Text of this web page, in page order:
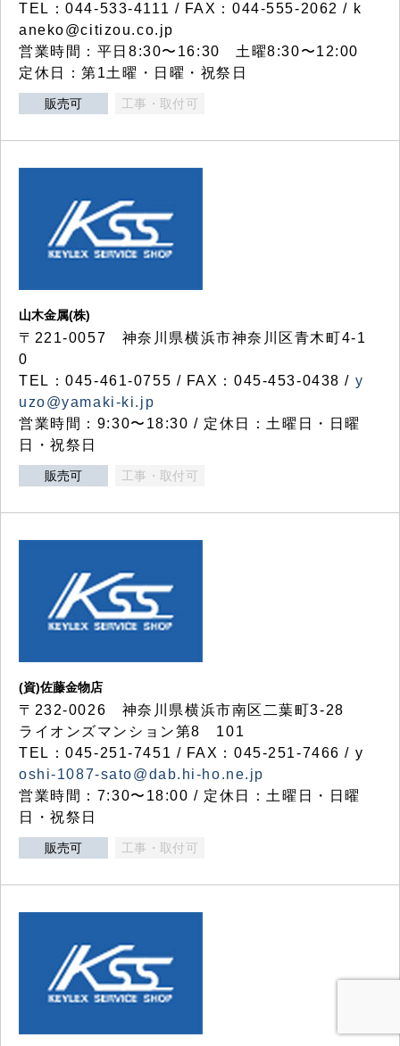
TEL：044-533-4111 / FAX：044-555-2062 / k
aneko@citizou.co.jp
営業時間：平日8:30〜16:30 土曜8:30〜12:00
定休日：第1土曜・日曜・祝祭日
販売可 工事・取付可
山木金属(株)
〒221-0057 神奈川県横浜市神奈川区青木町4-1
0
TEL：045-461-0755 / FAX：045-453-0438 / y
uzo@yamaki-ki.jp
営業時間：9:30〜18:30 / 定休日：土曜日・日曜
日・祝祭日
販売可 工事・取付可
(資)佐藤金物店
〒232-0026 神奈川県横浜市南区二葉町3-28
ライオンズマンション第8 101
TEL：045-251-7451 / FAX：045-251-7466 / y
oshi-1087-sato@dab.hi-ho.ne.jp
営業時間：7:30〜18:00 / 定休日：土曜日・日曜
日・祝祭日
販売可 工事・取付可